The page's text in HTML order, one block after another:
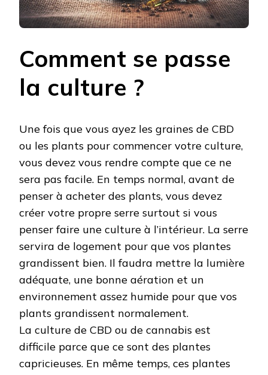
Comment se passe
la culture ?
Une fois que vous ayez les graines de CBD
ou les plants pour commencer votre culture,
vous devez vous rendre compte que ce ne
sera pas facile. En temps normal, avant de
penser à acheter des plants, vous devez
créer votre propre serre surtout si vous
penser faire une culture à l’intérieur. La serre
servira de logement pour que vos plantes
grandissent bien. Il faudra mettre la lumière
adéquate, une bonne aération et un
environnement assez humide pour que vos
plants grandissent normalement.
La culture de CBD ou de cannabis est
difficile parce que ce sont des plantes
capricieuses. En même temps, ces plantes